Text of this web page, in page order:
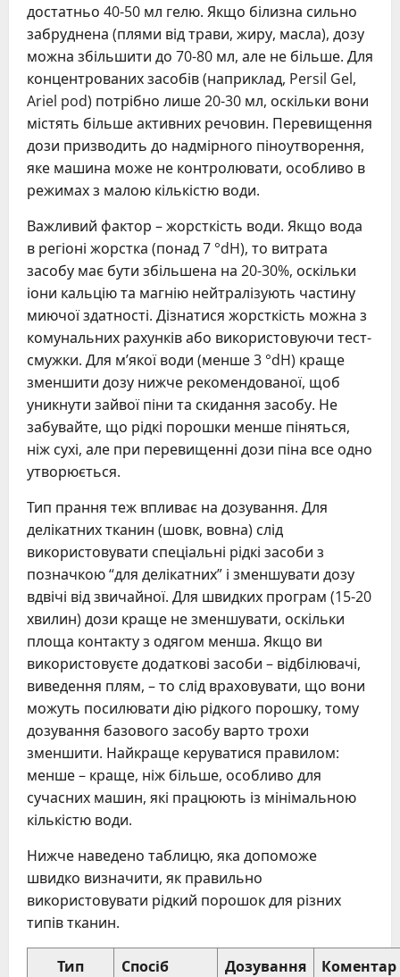
достатньо 40-50 мл гелю. Якщо білизна сильно
забруднена (плями від трави, жиру, масла), дозу
можна збільшити до 70-80 мл, але не більше. Для
концентрованих засобів (наприклад, Persil Gel,
Ariel pod) потрібно лише 20-30 мл, оскільки вони
містять більше активних речовин. Перевищення
дози призводить до надмірного піноутворення,
яке машина може не контролювати, особливо в
режимах з малою кількістю води.
Важливий фактор – жорсткість води. Якщо вода
в регіоні жорстка (понад 7 °dH), то витрата
засобу має бути збільшена на 20-30%, оскільки
іони кальцію та магнію нейтралізують частину
миючої здатності. Дізнатися жорсткість можна з
комунальних рахунків або використовуючи тест-
смужки. Для м’якої води (менше 3 °dH) краще
зменшити дозу нижче рекомендованої, щоб
уникнути зайвої піни та скидання засобу. Не
забувайте, що рідкі порошки менше піняться,
ніж сухі, але при перевищенні дози піна все одно
утворюється.
Тип прання теж впливає на дозування. Для
делікатних тканин (шовк, вовна) слід
використовувати спеціальні рідкі засоби з
позначкою “для делікатних” і зменшувати дозу
вдвічі від звичайної. Для швидких програм (15-20
хвилин) дози краще не зменшувати, оскільки
площа контакту з одягом менша. Якщо ви
використовуєте додаткові засоби – відбілювачі,
виведення плям, – то слід враховувати, що вони
можуть посилювати дію рідкого порошку, тому
дозування базового засобу варто трохи
зменшити. Найкраще керуватися правилом:
менше – краще, ніж більше, особливо для
сучасних машин, які працюють із мінімальною
кількістю води.
Нижче наведено таблицю, яка допоможе
швидко визначити, як правильно
використовувати рідкий порошок для різних
типів тканин.
Тип
Спосіб
Дозування Коментар